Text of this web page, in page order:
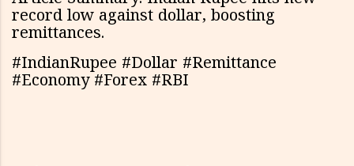
record low against dollar, boosting
remittances.
#IndianRupee #Dollar #Remittance
#Economy #Forex #RBI